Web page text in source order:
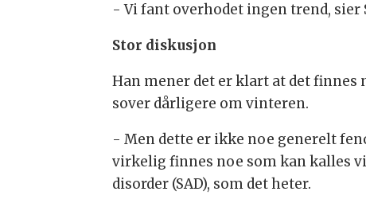
- Vi fant overhodet ingen trend, sier
Stor diskusjon
Han mener det er klart at det
sover dårligere om vinteren.
- Men dette er ikke noe generelt
virkelig finnes noe som kan kalles
disorder (SAD), som det heter.